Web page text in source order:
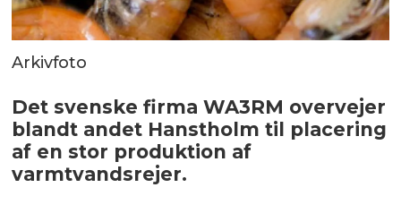
Arkivfoto
Det svenske firma WA3RM overvejer
blandt andet Hanstholm til placering
af en stor produktion af
varmtvandsrejer.